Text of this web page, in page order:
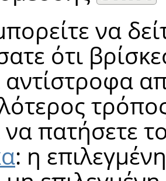
να
ότι
αντίστροφα
να πατήσετε
: η